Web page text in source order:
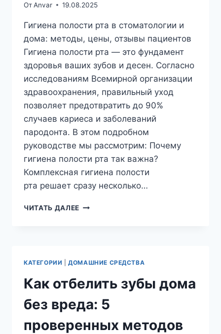
ОтAnvar 19.08.2025
Гигиена полости рта в стоматологии и
дома: методы, цены, отзывы пациентов
Гигиена полости рта — это фундамент
здоровья ваших зубов и десен. Согласно
исследованиям Всемирной организации
здравоохранения, правильный уход
позволяет предотвратить до 90%
случаев кариеса и заболеваний
пародонта. В этом подробном
руководстве мы рассмотрим: Почему
гигиена полости рта так важна?
Комплексная гигиена полости
рта решает сразу несколько…
ЧИТАТЬ ДАЛЕЕ ГИГИЕНА
СТОМАТОЛОГОВ
КАТЕГОРИИ |ДОМАШНИЕ СРЕДСТВА
Как отбелить зубы дома
без вреда: 5
проверенных методов